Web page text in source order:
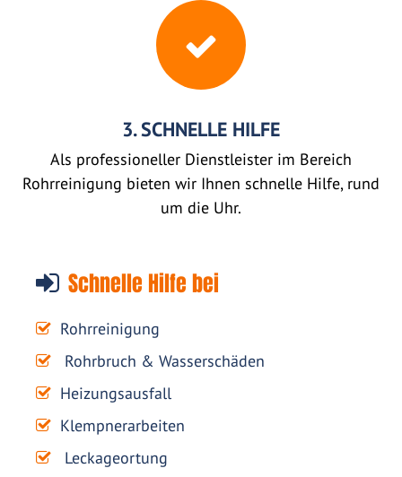
3. SCHNELLE HILFE
Als professioneller Dienstleister im Bereich
Rohrreinigung bieten wir Ihnen schnelle Hilfe, rund
um die Uhr.
Schnelle Hilfe bei
Rohrreinigung
Rohrbruch & Wasserschäden
Heizungsausfall
Klempnerarbeiten
Leckageortung